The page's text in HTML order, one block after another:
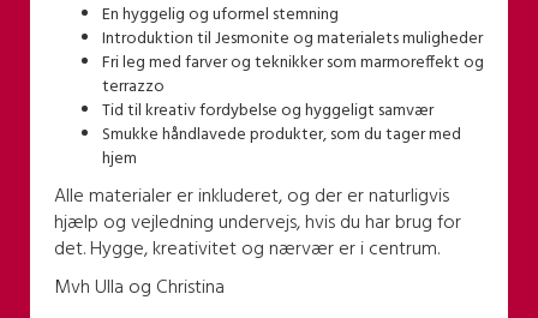
En hyggelig og uformel stemning
Introduktion til Jesmonite og materialets muligheder
Fri leg med farver og teknikker som marmoreffekt og
terrazzo
Tid til kreativ fordybelse og hyggeligt samvær
Smukke håndlavede produkter, som du tager med
hjem
Alle materialer er inkluderet, og der er naturligvis
hjælp og vejledning undervejs, hvis du har brug for
det. Hygge, kreativitet og nærvær er i centrum.
Mvh Ulla og Christina